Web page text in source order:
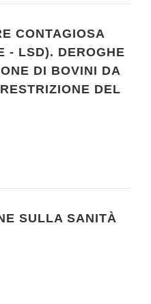
CONTAGIOSA
- LSD). DEROGHE
DI BOVINI DA
DEL
SULLA SANITÀ